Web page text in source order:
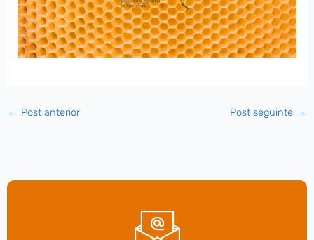
← Post anterior Post seguinte →